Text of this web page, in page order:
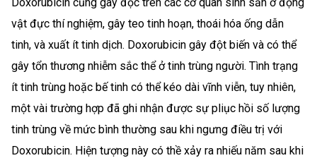
vật đực thí nghiệm, gây teo tinh hoạn, thoái hóa ống dẫn
tinh, và xuất ít tinh dịch. Doxorubicin gây đột biến và có thể
gây tổn thương nhiễm sắc thể ở tinh trùng người. Tình trạng
ít tinh trùng hoặc bế tinh có thể kéo dài vĩnh viễn, tuy nhiên,
một vài trường hợp đã ghi nhận được sự pliục hồi số lượng
tinh trùng về mức bình thường sau khi ngưng điều trị với
Doxorubicin. Hiện tượng này có thề xảy ra nhiếu năm sau khi